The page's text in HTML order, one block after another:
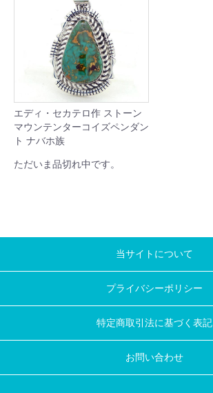
エディ・セカテロ作 ストーン
マウンテンターコイズペンダン
ト ナバホ族
ただいま品切れ中です。
当サイトについて
プライバシーポリシー
特定商取引法に基づく表記
お問い合わせ